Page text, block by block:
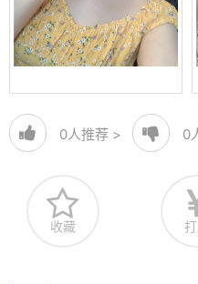
0人推荐 > 0
收藏